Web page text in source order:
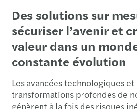
Des solutions sur
sécuriser l’avenir et
valeur dans un
constante évolution
Les avancées technologiques et
transformations profondes de
génèrent à la fois des risques